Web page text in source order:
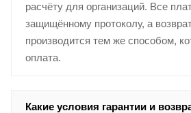
расчёту для организаций. Все
защищённому протоколу, а
производится тем же способом,
оплата.
Какие условия гарантии и